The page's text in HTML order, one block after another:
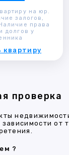
на юр.
залогов,
права
долгов у
квартиру
проверка
от
?